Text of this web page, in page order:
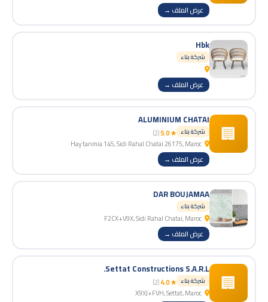
عرض الملف →
Hbk
شركة بناء
عرض الملف →
🏢
ALUMINIUM CHATAI
شركة بناء ★ 5.0
(2)
عرض الملف →
DAR BOUJAMAA
شركة بناء
عرض الملف →
🏢
Settat Constructions S.A.R.L.
شركة بناء ★ 4.0
(2)